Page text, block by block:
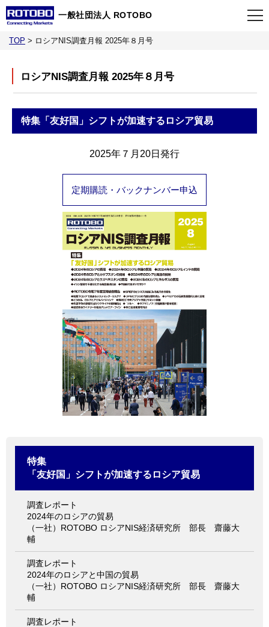
一般社団法人 ROTOBO
当会について
TOP > ロシアNIS調査月報 2025年８月号
ロシアNIS調査月報 2025年８月号
特集 「友好国」シフトが加速するロシア貿易
2025年７月20日発行
定期購読・バックナンバー申込
特集
「友好国」シフトが加速するロシア貿易
調査レポート
2024年のロシアの貿易
（一社）ROTOBO ロシアNIS経済研究所 部長 齋藤大
輔
調査レポート
2024年のロシアと中国の貿易
（一社）ROTOBO ロシアNIS経済研究所 部長 齋藤大
輔
調査レポート